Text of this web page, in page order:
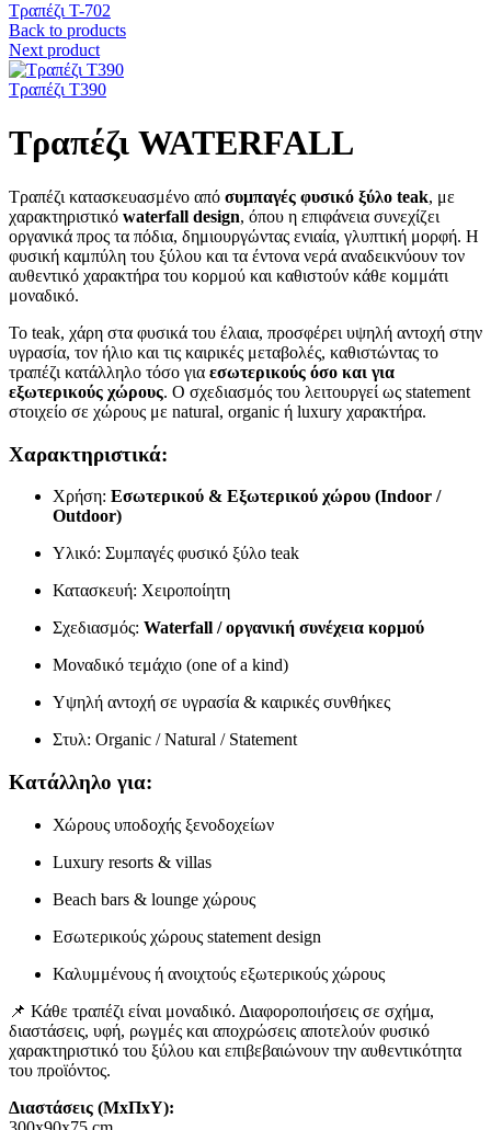
Τραπέζι T-702
Back to products
Next product
Τραπέζι T390
Τραπέζι WATERFALL
Τραπέζι κατασκευασμένο από συμπαγές φυσικό ξύλο teak, με
χαρακτηριστικό waterfall design, όπου η επιφάνεια συνεχίζει
οργανικά προς τα πόδια, δημιουργώντας ενιαία, γλυπτική μορφή. Η
φυσική καμπύλη του ξύλου και τα έντονα νερά αναδεικνύουν τον
αυθεντικό χαρακτήρα του κορμού και καθιστούν κάθε κομμάτι
μοναδικό.
Το teak, χάρη στα φυσικά του έλαια, προσφέρει υψηλή αντοχή στην
υγρασία, τον ήλιο και τις καιρικές μεταβολές, καθιστώντας το
τραπέζι κατάλληλο τόσο για εσωτερικούς όσο και για
εξωτερικούς χώρους. Ο σχεδιασμός του λειτουργεί ως statement
στοιχείο σε χώρους με natural, organic ή luxury χαρακτήρα.
Χαρακτηριστικά:
Χρήση: Εσωτερικού & Εξωτερικού χώρου (Indoor /
Outdoor)
Υλικό: Συμπαγές φυσικό ξύλο teak
Κατασκευή: Χειροποίητη
Σχεδιασμός: Waterfall / οργανική συνέχεια κορμού
Μοναδικό τεμάχιο (one of a kind)
Υψηλή αντοχή σε υγρασία & καιρικές συνθήκες
Στυλ: Organic / Natural / Statement
Κατάλληλο για:
Χώρους υποδοχής ξενοδοχείων
Luxury resorts & villas
Beach bars & lounge χώρους
Εσωτερικούς χώρους statement design
Καλυμμένους ή ανοιχτούς εξωτερικούς χώρους
📌 Κάθε τραπέζι είναι μοναδικό. Διαφοροποιήσεις σε σχήμα,
διαστάσεις, υφή, ρωγμές και αποχρώσεις αποτελούν φυσικό
χαρακτηριστικό του ξύλου και επιβεβαιώνουν την αυθεντικότητα
του προϊόντος.
Διαστάσεις (ΜxΠxΥ):